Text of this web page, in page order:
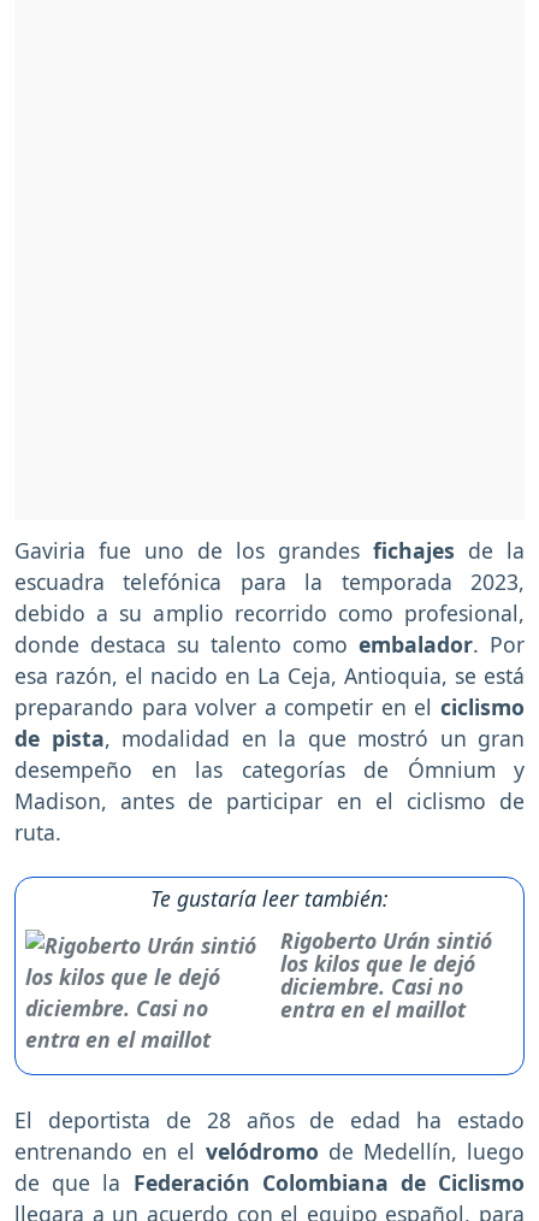
Gaviria fue uno de los grandes fichajes de la
escuadra telefónica para la temporada 2023,
debido a su amplio recorrido como profesional,
donde destaca su talento como embalador. Por
esa razón, el nacido en La Ceja, Antioquia, se está
preparando para volver a competir en el ciclismo
de pista, modalidad en la que mostró un gran
desempeño en las categorías de Ómnium y
Madison, antes de participar en el ciclismo de
ruta.
Te gustaría leer también:
Rigoberto Urán sintió
los kilos que le dejó
diciembre. Casi no
entra en el maillot
El deportista de 28 años de edad ha estado
entrenando en el velódromo de Medellín, luego
de que la Federación Colombiana de Ciclismo
llegara a un acuerdo con el equipo español, para